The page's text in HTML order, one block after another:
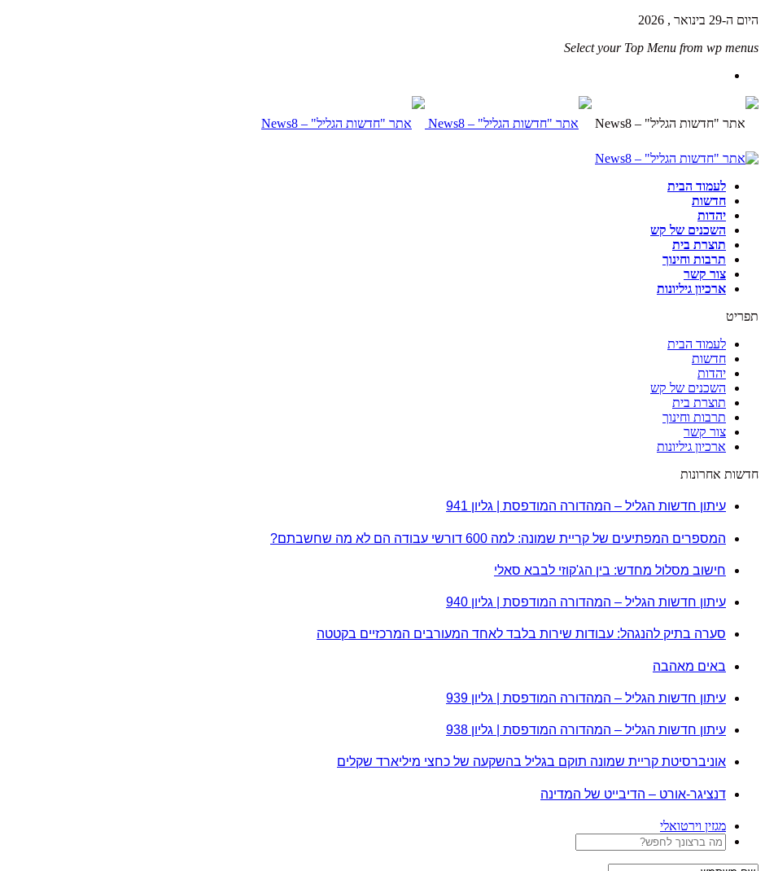
היום ה-29 בינואר , 2026
Select your Top Menu from wp menus
לעמוד הבית
חדשות
יהדות
השכנים של קש
תוצרת בית
תרבות וחינוך
צור קשר
ארכיון גיליונות
תפריט
לעמוד הבית
חדשות
יהדות
השכנים של קש
תוצרת בית
תרבות וחינוך
צור קשר
ארכיון גיליונות
חדשות אחרונות
עיתון חדשות הגליל – המהדורה המודפסת | גליון 941
המספרים המפתיעים של קריית שמונה: למה 600 דורשי עבודה הם לא מה שחשבתם?
חישוב מסלול מחדש: בין הג'קוזי לבבא סאלי
עיתון חדשות הגליל – המהדורה המודפסת | גליון 940
סערה בתיק להנגהל: עבודות שירות בלבד לאחד המעורבים המרכזיים בקטטה
באים מאהבה
עיתון חדשות הגליל – המהדורה המודפסת | גליון 939
עיתון חדשות הגליל – המהדורה המודפסת | גליון 938
אוניברסיטת קריית שמונה תוקם בגליל בהשקעה של כחצי מיליארד שקלים
דנציגר-אורט – הדיבייט של המדינה
מגזין וירטואלי